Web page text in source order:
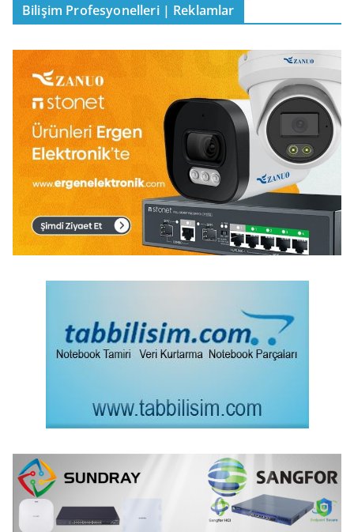
Bilişim Profesyonelleri | Reklamlar